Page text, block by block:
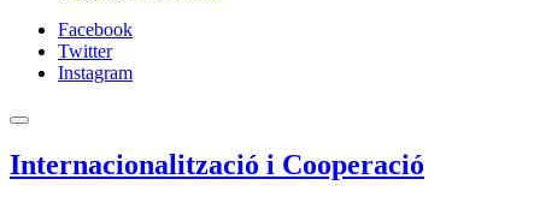
Facebook
Twitter
Instagram
Internacionalització i Cooperació